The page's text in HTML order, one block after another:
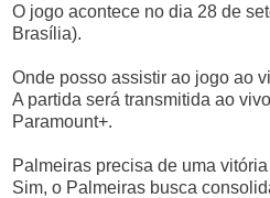
O jogo acontece no dia 28 de
Brasília).
Onde posso assistir ao jogo ao
A partida será transmitida ao
Paramount+.
Palmeiras precisa de uma
Sim, o Palmeiras busca